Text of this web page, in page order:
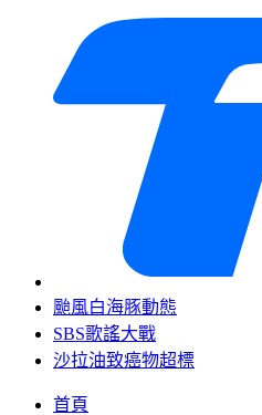
颱風白海豚動態
SBS歌謠大戰
沙拉油致癌物超標
首頁